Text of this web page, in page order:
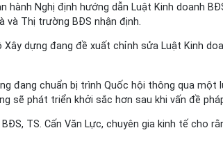
hành Nghị định hướng dẫn Luật Kinh doanh
và Thị trường BĐS nhận định.
Xây dựng đang đề xuất chỉnh sửa Luật Kinh
đang chuẩn bị trình Quốc hội thông qua
sẽ phát triển khởi sắc hơn sau khi vấn đề
TS. Cấn Văn Lực, chuyên gia kinh tế